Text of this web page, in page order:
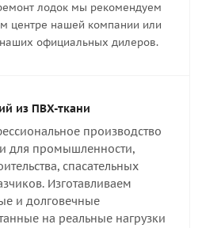
лодок мы рекомендуем
центре нашей компании или
официальных дилеров.
из ПВХ-ткани
производство
для промышленности,
спасательных
Изготавливаем
и долговечные
на реальные нагрузки